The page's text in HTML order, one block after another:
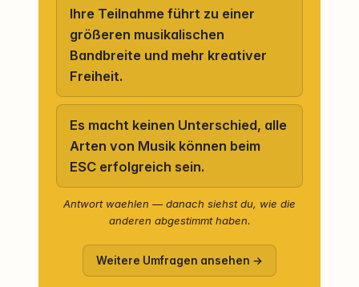
Ihre Teilnahme führt zu einer
größeren musikalischen
Bandbreite und mehr kreativer
Freiheit.
Es macht keinen Unterschied, alle
Arten von Musik können beim
ESC erfolgreich sein.
Antwort waehlen — danach siehst du, wie die
anderen abgestimmt haben.
Weitere Umfragen ansehen →